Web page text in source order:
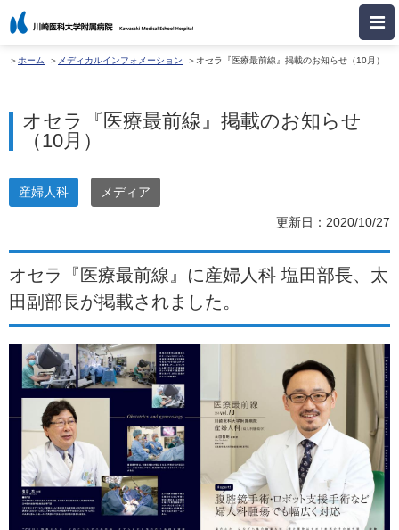
ホーム メディカルインフォメーション オセラ『医療最前線』掲載のお知らせ（10月）
オセラ『医療最前線』掲載のお知らせ
（10月）
産婦人科 メディア
更新日：2020/10/27
オセラ『医療最前線』に産婦人科 塩田部長、太
田副部長が掲載されました。